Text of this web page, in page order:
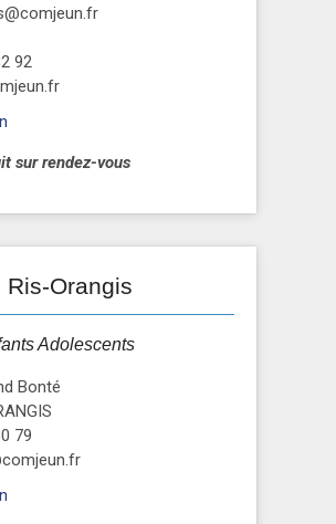
92
sur rendez-vous
Ris-Orangis
Adolescents
Bonté
79